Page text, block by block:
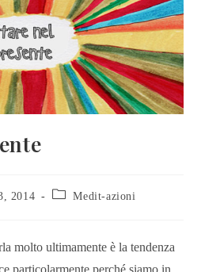
2014 Medit-azioni
molto ultimamente è la tendenza